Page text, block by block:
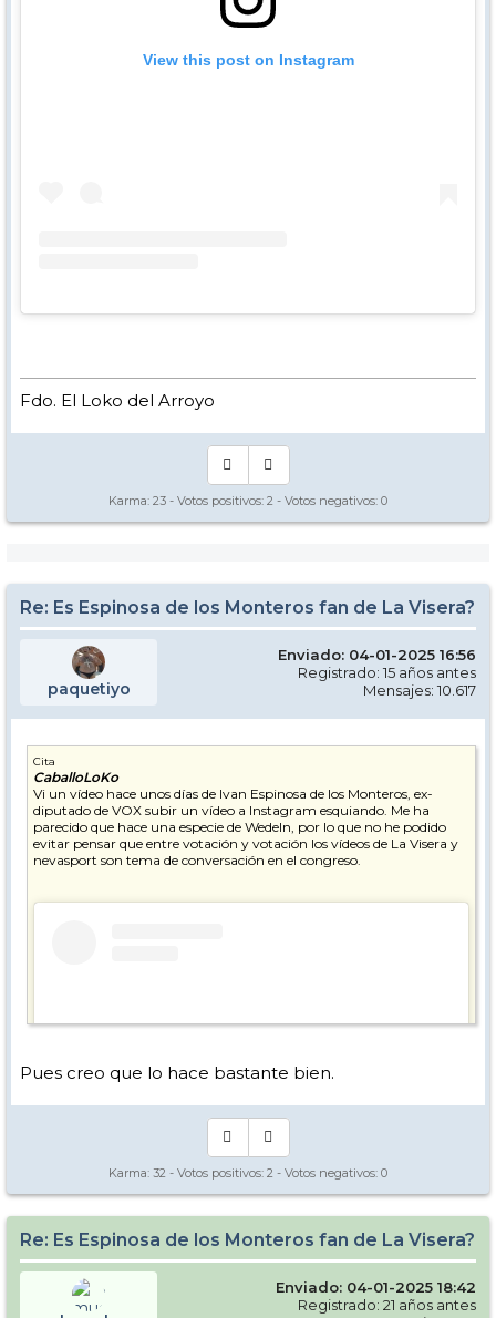
View this post on Instagram
Fdo. El Loko del Arroyo
Karma: 23 - Votos positivos: 2 - Votos negativos: 0
Re: Es Espinosa de los Monteros fan de La Visera?
paquetiyo
Enviado: 04-01-2025 16:56
Registrado: 15 años antes
Mensajes: 10.617
Cita
CaballoLoKo
Vi un vídeo hace unos días de Ivan Espinosa de los Monteros, ex-
diputado de VOX subir un vídeo a Instagram esquiando. Me ha
parecido que hace una especie de Wedeln, por lo que no he podido
evitar pensar que entre votación y votación los vídeos de La Visera y
nevasport son tema de conversación en el congreso.
View this post on Instagram
Pues creo que lo hace bastante bien.
Karma: 32 - Votos positivos: 2 - Votos negativos: 0
Re: Es Espinosa de los Monteros fan de La Visera?
Enviado: 04-01-2025 18:42
Registrado: 21 años antes